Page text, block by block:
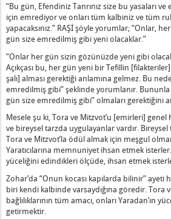
Varsa
Anlamı
Olmayan Biri, Ölmek Zorundadır
– 1
Yeryüzündeki Tüm Hayvanların
Tarafından Besleniyor – 1
Bir El – 1
Şeyleri – 1
“Bu gün, Efendiniz Tanrınız size bu yasaları
için emrediyor ve onları tüm kalbiniz ve tüm
yapacaksınız.” RAŞİ şöyle yorumlar; “Onlar,
gün size emredilmiş gibi yeni olacaklar.”
“Onlar her gün sizin gözünüzde yeni gibi
Açıkçası bu, her gün yeni bir Tefillin
şalı] alması gerektiği anlamına gelmez. Bu
emredilmiş gibi” şeklinde yorumlanır.
gün size emredilmiş gibi” olmaları gerektiğini
Mesele şu ki, Tora ve Mitzvot’u [emirleri]
ve bireysel tarzda uygulayanlar vardır. Bireysel
Tora ve Mitzvot’la ödül almak için meşgul
Yaratıcılarına memnuniyet ihsan etmek
yüceliğini edindikleri ölçüde, ihsan etmek
Zohar’da “Onun kocası kapılarda bilinir” ayeti
biri kendi kalbinde varsaydığına göredir. Tora
bağlılıklarının tüm amacı, onları Yaradan’ın
getirmektir.